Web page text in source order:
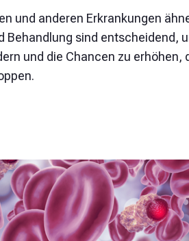
und anderen Erkrankungen
Behandlung sind entscheidend,
und die Chancen zu erhöhen,